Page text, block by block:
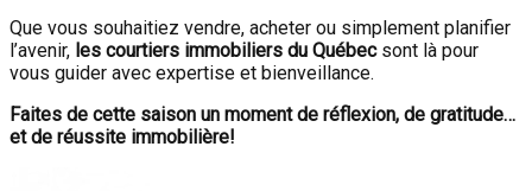
Que vous souhaitiez vendre, acheter ou simplement planifier
l’avenir, les courtiers immobiliers du Québecsont là pour
vous guider avec expertise et bienveillance.
Faites de cette saison un moment de réflexion, de gratitude…
et de réussite immobilière!